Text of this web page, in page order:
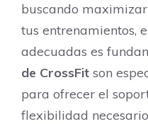
buscando
tus entrenamientos,
adecuadas es
de CrossFit son
para ofrecer el
flexibilidad